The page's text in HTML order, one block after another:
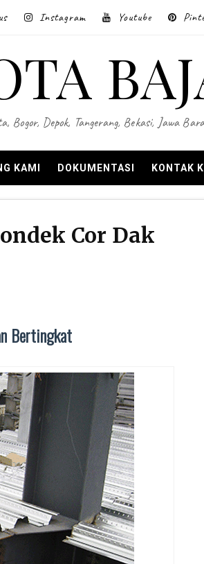
Instagram Youtube
Depok, Tangerang, Bekasi, Jawa
KAMI DOKUMENTASI KONTAK
Cor Dak
Bertingkat